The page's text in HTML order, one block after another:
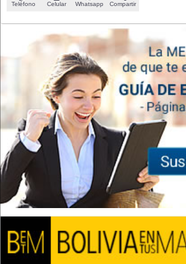
Teléfono Celular Whatsapp Compartir